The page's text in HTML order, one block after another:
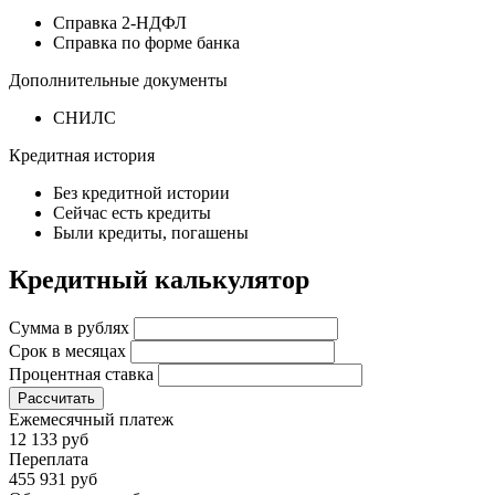
Справка 2-НДФЛ
Справка по форме банка
Дополнительные документы
СНИЛС
Кредитная история
Без кредитной истории
Сейчас есть кредиты
Были кредиты, погашены
Кредитный калькулятор
Сумма в рублях
Срок в месяцах
Процентная ставка
Рассчитать
Ежемесячный платеж
12 133 руб
Переплата
455 931 руб